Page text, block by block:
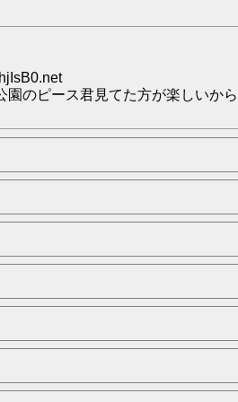
園のピース君見てた方が楽しいか